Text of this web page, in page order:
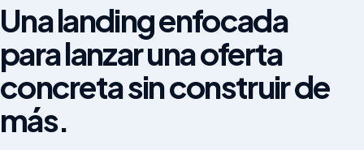
Una landing enfocada
para lanzar una oferta
concreta sin construir de
más.